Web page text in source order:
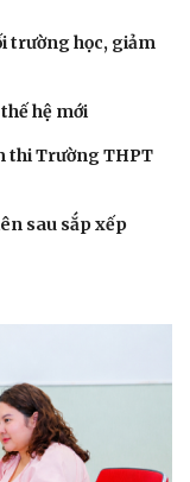
trường học, giảm
hệ mới
thi Trường THPT
sau sắp xếp